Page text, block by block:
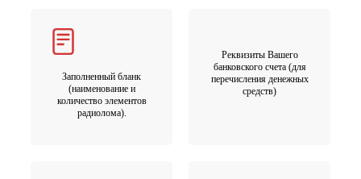
Заполненный бланк
(наименование и
количество элементов
радиолома).
Реквизиты Вашего
банковского счета (для
перечисления денежных
средств)